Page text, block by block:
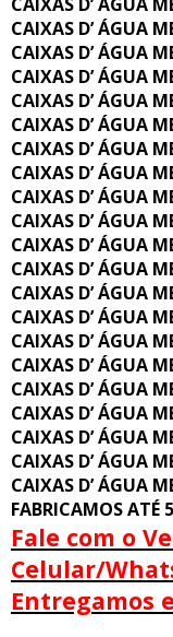
CAIXAS D’ ÁGUA
CAIXAS D’ ÁGUA
CAIXAS D’ ÁGUA
CAIXAS D’ ÁGUA
CAIXAS D’ ÁGUA
CAIXAS D’ ÁGUA
CAIXAS D’ ÁGUA
CAIXAS D’ ÁGUA
CAIXAS D’ ÁGUA
CAIXAS D’ ÁGUA
CAIXAS D’ ÁGUA
CAIXAS D’ ÁGUA
CAIXAS D’ ÁGUA
CAIXAS D’ ÁGUA
CAIXAS D’ ÁGUA
CAIXAS D’ ÁGUA
CAIXAS D’ ÁGUA
CAIXAS D’ ÁGUA
CAIXAS D’ ÁGUA
CAIXAS D’ ÁGUA
FABRICAMOS ATÉ
Fale com o
Celular/
Entregamos